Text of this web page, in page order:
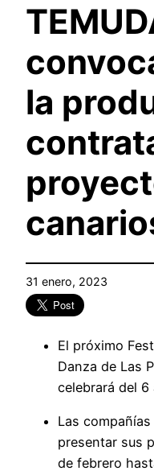
la
31 enero, 2023
El próximo
Danza de Las
celebrará del 6
Las
presentar sus
de febrero